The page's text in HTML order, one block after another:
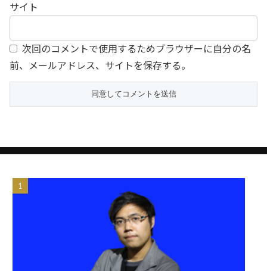
サイト
次回のコメントで使用するためブラウザーに自分の名
前、メールアドレス、サイトを保存する。